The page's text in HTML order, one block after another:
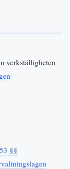
verkställigheten
§§